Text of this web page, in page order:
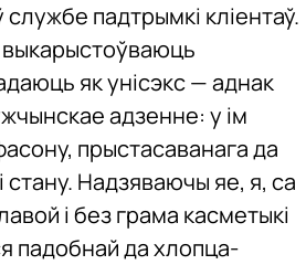
падтрымкі кліентаў.
выкарыстоўваюць
як унісэкс — аднак
адзенне: у ім
прыстасаванага да
стану. Надзяваючы яе, я, са
і без грама касметыкі
падобнай да хлопца-